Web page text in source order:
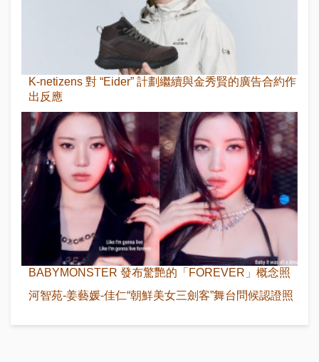
K-netizens 對 “Eider” 計劃繼續與金秀賢的廣告合約作
出反應
BABYMONSTER 發布驚艷的「FOREVER」概念照
河智苑-姜藝媛-佳仁“朝鮮美女三劍客”舞台問候認證照